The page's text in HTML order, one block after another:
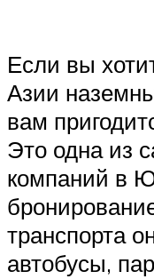
Если вы
Азии
вам
Это одна из
компаний в
транспорта
автобусы,